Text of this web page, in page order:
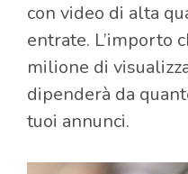
con video di alta
entrate. L’importo
milione di
dipenderà da
tuoi annunci.